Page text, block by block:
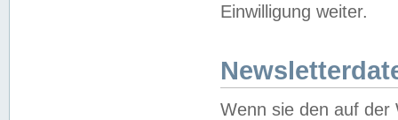
Einwilligung weiter.
Wenn sie den auf der